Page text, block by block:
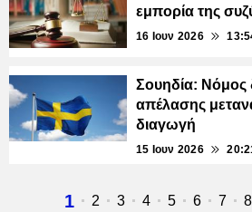
εμπορία της
16 Ιουν 2026
Σουηδία: Νόμος
απέλασης
διαγωγή
15 Ιουν 2026
Τρέχουσα
1 Σελίδα
2 Σελίδα
3 Σελίδα
4 Σελίδα
5 Σελίδα
6 7 8